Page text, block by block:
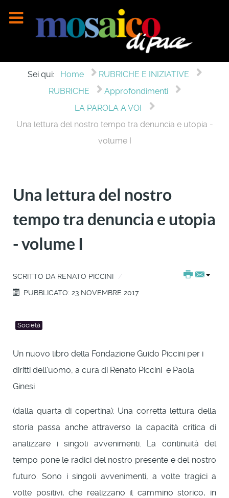
Sei qui: Home
RUBRICHE E INIZIATIVE
RUBRICHE
Approfondimenti
LA PAROLA A VOI
Una lettura del nostro tempo tra denuncia e utopia -
volume I
Una lettura del nostro
tempo tra denuncia e utopia
- volume I
SCRITTO DA RENATO PICCINI
PUBBLICATO: 23 NOVEMBRE 2017
Società
Un nuovo libro della Fondazione Guido Piccini per i
diritti dell'uomo, a cura di Renato Piccini e Paola
Ginesi
(dalla quarta di copertina): Una corretta lettura della
storia passa anche attraverso la capacità critica di
analizzare i singoli avvenimenti. La continuità del
tempo pone le radici del nostro presente e del nostro
futuro. Sono i singoli avvenimenti, a volte tragici a
volte positivi, che realizzano il cammino storico, in